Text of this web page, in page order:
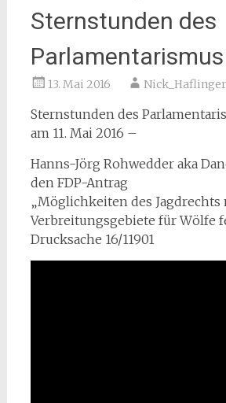
Sternstunden des
Parlamentarismus
13. Mai 2016 Nick_Haflinger
Sternstunden des
am 11. Mai 2016 –
Hanns-Jörg Rohwedder aka
den FDP-Antrag
„Möglichkeiten des Jagdrechts
Verbreitungsgebiete für Wölfe
Drucksache 16/11901